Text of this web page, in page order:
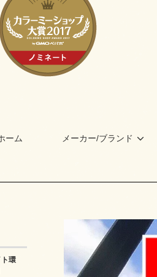
ーム メーカー/ブランド
環